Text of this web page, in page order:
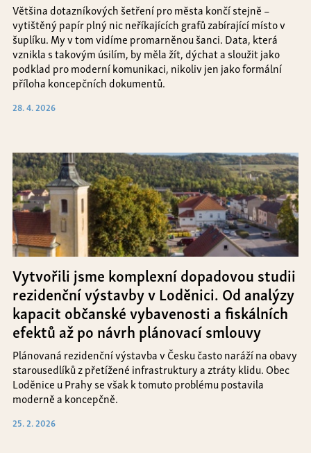
Většina dotazníkových šetření pro města končí stejně –
vytištěný papír plný nic neříkajících grafů zabírající místo v
šuplíku. My v tom vidíme promarněnou šanci. Data, která
vznikla s takovým úsilím, by měla žít, dýchat a sloužit jako
podklad pro moderní komunikaci, nikoliv jen jako formální
příloha koncepčních dokumentů.
28. 4. 2026
Vytvořili jsme komplexní dopadovou studii
rezidenční výstavby v Loděnici. Od analýzy
kapacit občanské vybavenosti a fiskálních
efektů až po návrh plánovací smlouvy
Plánovaná rezidenční výstavba v Česku často naráží na obavy
starousedlíků z přetížené infrastruktury a ztráty klidu. Obec
Loděnice u Prahy se však k tomuto problému postavila
moderně a koncepčně.
25. 2. 2026